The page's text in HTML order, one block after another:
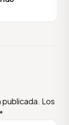
publicada. Los
*